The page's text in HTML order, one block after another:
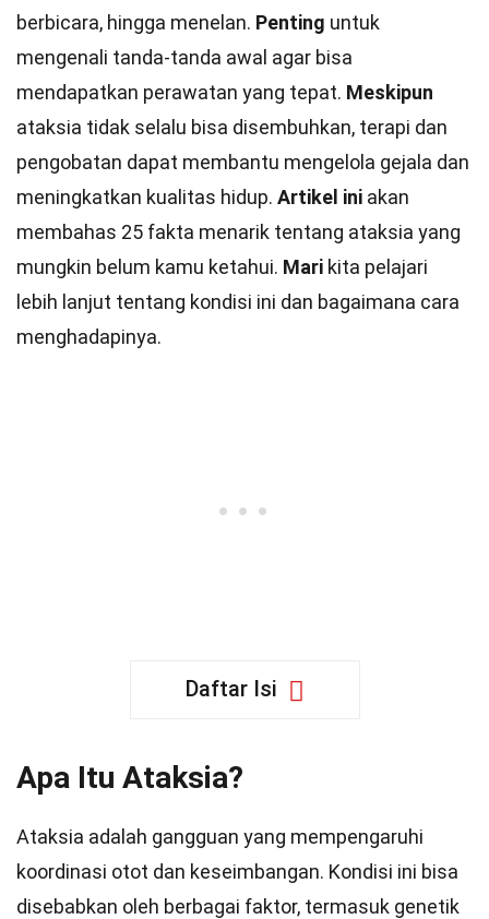
berbicara, hingga menelan. Penting untuk
mengenali tanda-tanda awal agar bisa
mendapatkan perawatan yang tepat. Meskipun
ataksia tidak selalu bisa disembuhkan, terapi dan
pengobatan dapat membantu mengelola gejala dan
meningkatkan kualitas hidup. Artikel ini akan
membahas 25 fakta menarik tentang ataksia yang
mungkin belum kamu ketahui. Mari kita pelajari
lebih lanjut tentang kondisi ini dan bagaimana cara
menghadapinya.
Daftar Isi
Apa Itu Ataksia?
Ataksia adalah gangguan yang mempengaruhi
koordinasi otot dan keseimbangan. Kondisi ini bisa
disebabkan oleh berbagai faktor, termasuk genetik